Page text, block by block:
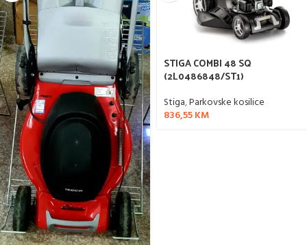
STIGA COMBI 48 SQ
(2L0486848/ST1)
Stiga,Parkovske kosilice
836,55KM